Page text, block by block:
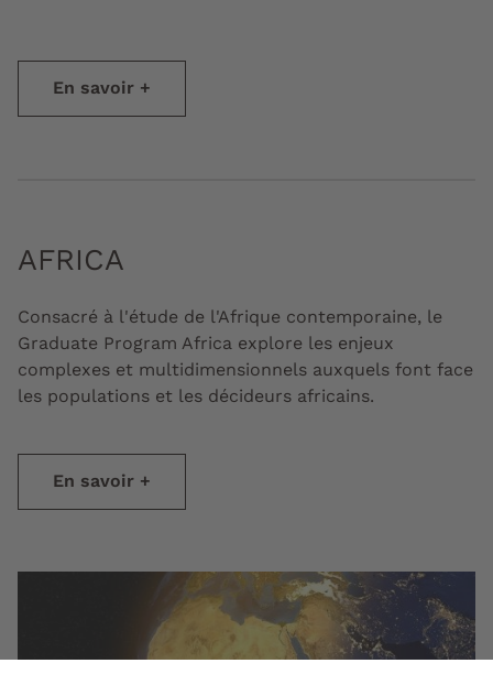
En savoir +
AFRICA
Consacré à l'étude de l'Afrique contemporaine, le
Graduate Program Africa explore les enjeux
complexes et multidimensionnels auxquels font face
les populations et les décideurs africains.
En savoir +